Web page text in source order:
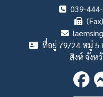
039-
ที่อยู่ 79/24 หมู่ 5
สิงห์ จังห